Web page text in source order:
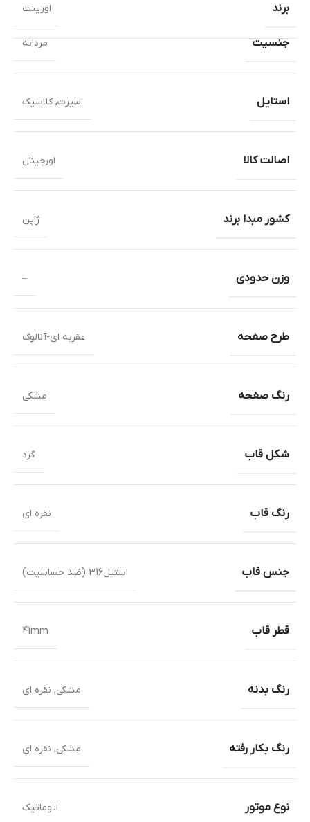
جنسیت مردانه
استایل اسپرت,کلاسیک
اصالت کالا اورجینال
کشور مبدا برند ژاپن
وزن حدودی –
طرح صفحه عقربه ای-آنالوگ
رنگ صفحه مشکی
شکل قاب گرد
رنگ قاب نقره ای
جنس قاب استیل316 (ضد حساسیت)
قطر قاب 41mm
رنگ بدنه مشکی, نقره ای
رنگ بکار رفته مشکی, نقره ای
نوع موتور اتوماتیک
برند اورینت